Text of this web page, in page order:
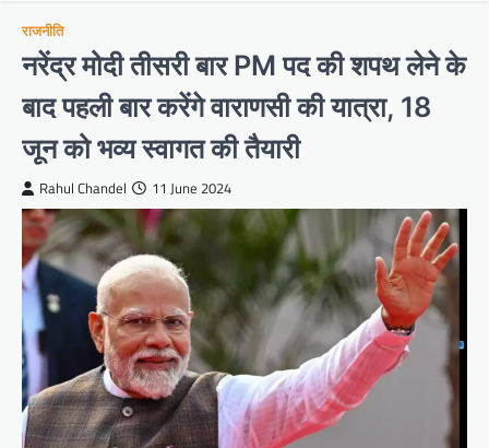
राजनीति
नरेंद्र मोदी तीसरी बार PM पद की शपथ लेने के
बाद पहली बार करेंगे वाराणसी की यात्रा, 18
जून को भव्य स्वागत की तैयारी
Rahul Chandel 11 June 2024